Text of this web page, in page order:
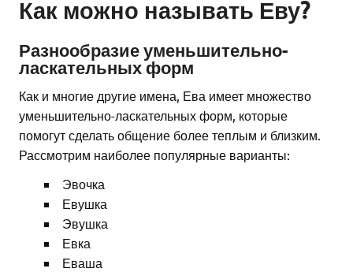
Как можно называть Еву?
Разнообразие уменьшительно-
ласкательных форм
Как и многие другие имена, Ева имеет множество
уменьшительно-ласкательных форм, которые
помогут сделать общение более теплым и близким.
Рассмотрим наиболее популярные варианты:
Эвочка
Евушка
Эвушка
Евка
Еваша